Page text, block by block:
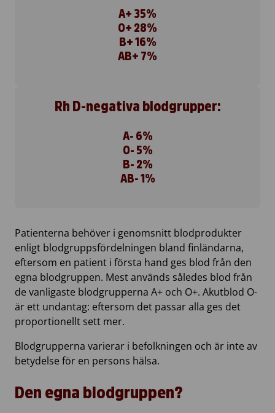
A+ 35%
O+ 28%
B+ 16%
AB+ 7%
Rh D-negativa blodgrupper:
A- 6%
O- 5%
B- 2%
AB- 1%
Patienterna behöver i genomsnitt blodprodukter
enligt blodgruppsfördelningen bland finländarna,
eftersom en patient i första hand ges blod från den
egna blodgruppen. Mest används således blod från
de vanligaste blodgrupperna A+ och O+. Akutblod O-
är ett undantag: eftersom det passar alla ges det
proportionellt sett mer.
Blodgrupperna varierar i befolkningen och är inte av
betydelse för en persons hälsa.
Den egna blodgruppen?